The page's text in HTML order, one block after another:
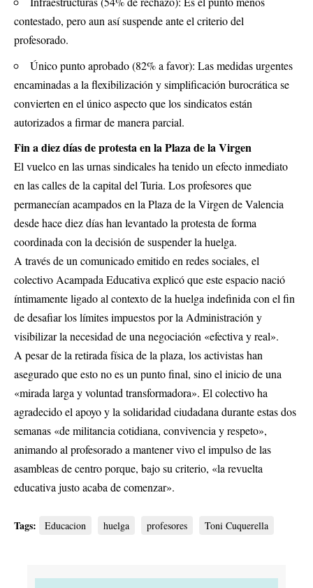
contestado, pero aun así suspende ante el criterio del
profesorado.
Único punto aprobado (82% a favor): Las medidas urgentes
encaminadas a la flexibilización y simplificación burocrática se
convierten en el único aspecto que los sindicatos están
autorizados a firmar de manera parcial.
Fin a diez días de protesta en la Plaza de la Virgen
El vuelco en las urnas sindicales ha tenido un efecto inmediato
en las calles de la capital del Turia. Los profesores que
permanecían acampados en la Plaza de la Virgen de Valencia
desde hace diez días han levantado la protesta de forma
coordinada con la decisión de suspender la huelga.
A través de un comunicado emitido en redes sociales, el
colectivo Acampada Educativa explicó que este espacio nació
íntimamente ligado al contexto de la huelga indefinida con el fin
de desafiar los límites impuestos por la Administración y
visibilizar la necesidad de una negociación «efectiva y real».
A pesar de la retirada física de la plaza, los activistas han
asegurado que esto no es un punto final, sino el inicio de una
«mirada larga y voluntad transformadora». El colectivo ha
agradecido el apoyo y la solidaridad ciudadana durante estas dos
semanas «de militancia cotidiana, convivencia y respeto»,
animando al profesorado a mantener vivo el impulso de las
asambleas de centro porque, bajo su criterio, «la revuelta
educativa justo acaba de comenzar».
Tags: Educacion huelga profesores Toni Cuquerella